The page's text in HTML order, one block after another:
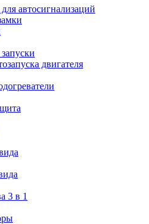
автосигнализаций
двигателя
3 в 1